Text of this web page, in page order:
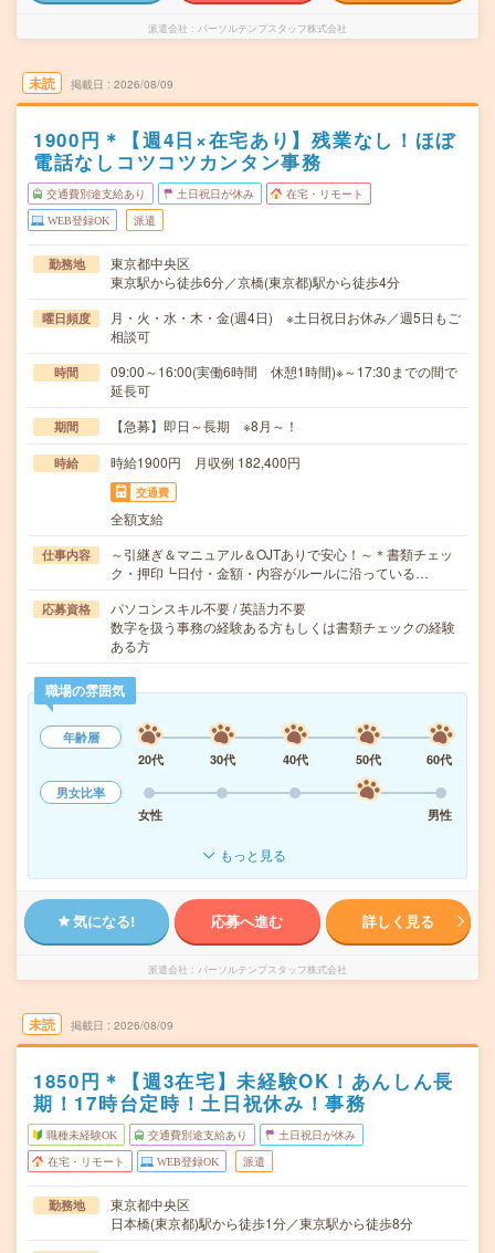
派遣会社 パーソルテンプスタッフ株式会社
未読 掲載日 2026/08/09
1900円＊【週4日×在宅あり】残業なし！ほぼ
電話なしコツコツカンタン事務
交通費別途支給あり 土日祝日が休み 在宅・リモート
WEB登録OK 派遣
勤務地
東京都中央区
東京駅から徒歩6分／京橋(東京都)駅から徒歩4分
曜日頻度
月・火・水・木・金(週4日) ※土日祝日お休み／週5日もご
相談可
時間
09:00～16:00(実働6時間 休憩1時間)※～17:30までの間で
延長可
期間 【急募】即日～長期 ※8月～！
時給 時給1900円 月収例 182,400円
交通費
全額支給
仕事内容
～引継ぎ＆マニュアル＆OJTありで安心！～＊書類チェッ
ク・押印┗日付・金額・内容がルールに沿っている…
応募資格
パソコンスキル不要 / 英語力不要
数字を扱う事務の経験ある方もしくは書類チェックの経験
ある方
職場の雰囲気
年齢層
20代
30代 40代 50代
60代
男女比率
女性
男性
もっと見る
気になる! 応募へ進む 詳しく見る
派遣会社 パーソルテンプスタッフ株式会社
未読 掲載日 2026/08/09
1850円＊【週3在宅】未経験OK！あんしん長
期！17時台定時！土日祝休み！事務
職種未経験OK 交通費別途支給あり 土日祝日が休み
在宅・リモート WEB登録OK 派遣
勤務地
東京都中央区
日本橋(東京都)駅から徒歩1分／東京駅から徒歩8分